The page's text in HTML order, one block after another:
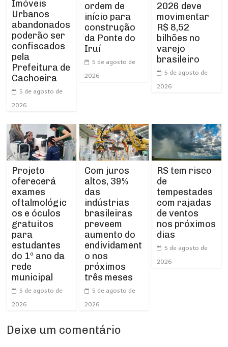
Imóveis
Urbanos
abandonados
poderão ser
confiscados
pela
Prefeitura de
Cachoeira
5 de agosto de
2026
ordem de
início para
construção
da Ponte do
Iruí
5 de agosto de
2026
2026 deve
movimentar
R$ 8,52
bilhões no
varejo
brasileiro
5 de agosto de
2026
Projeto
oferecerá
exames
oftalmológic
os e óculos
gratuitos
para
estudantes
do 1º ano da
rede
municipal
5 de agosto de
2026
Com juros
altos, 39%
das
indústrias
brasileiras
preveem
aumento do
endividament
o nos
próximos
três meses
5 de agosto de
2026
RS tem risco
de
tempestades
com rajadas
de ventos
nos próximos
dias
5 de agosto de
2026
Deixe um comentário